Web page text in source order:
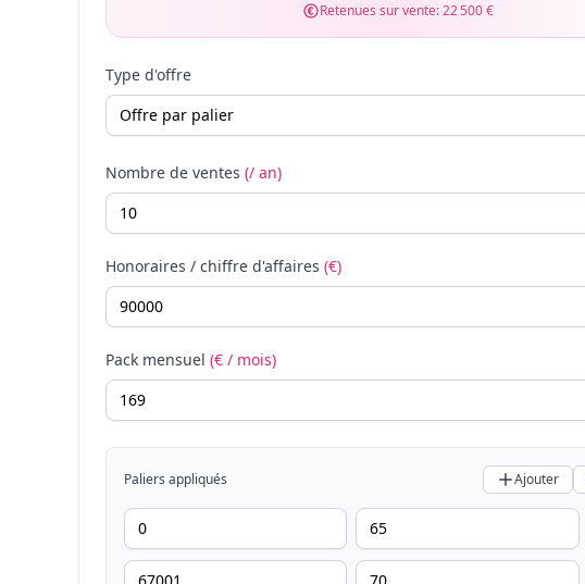
Retenues sur vente:22 500 €
Type d'offre
Nombre de ventes (/ an)
Honoraires / chiffre d'affaires (€)
Pack mensuel (€ / mois)
Paliers appliqués Ajouter